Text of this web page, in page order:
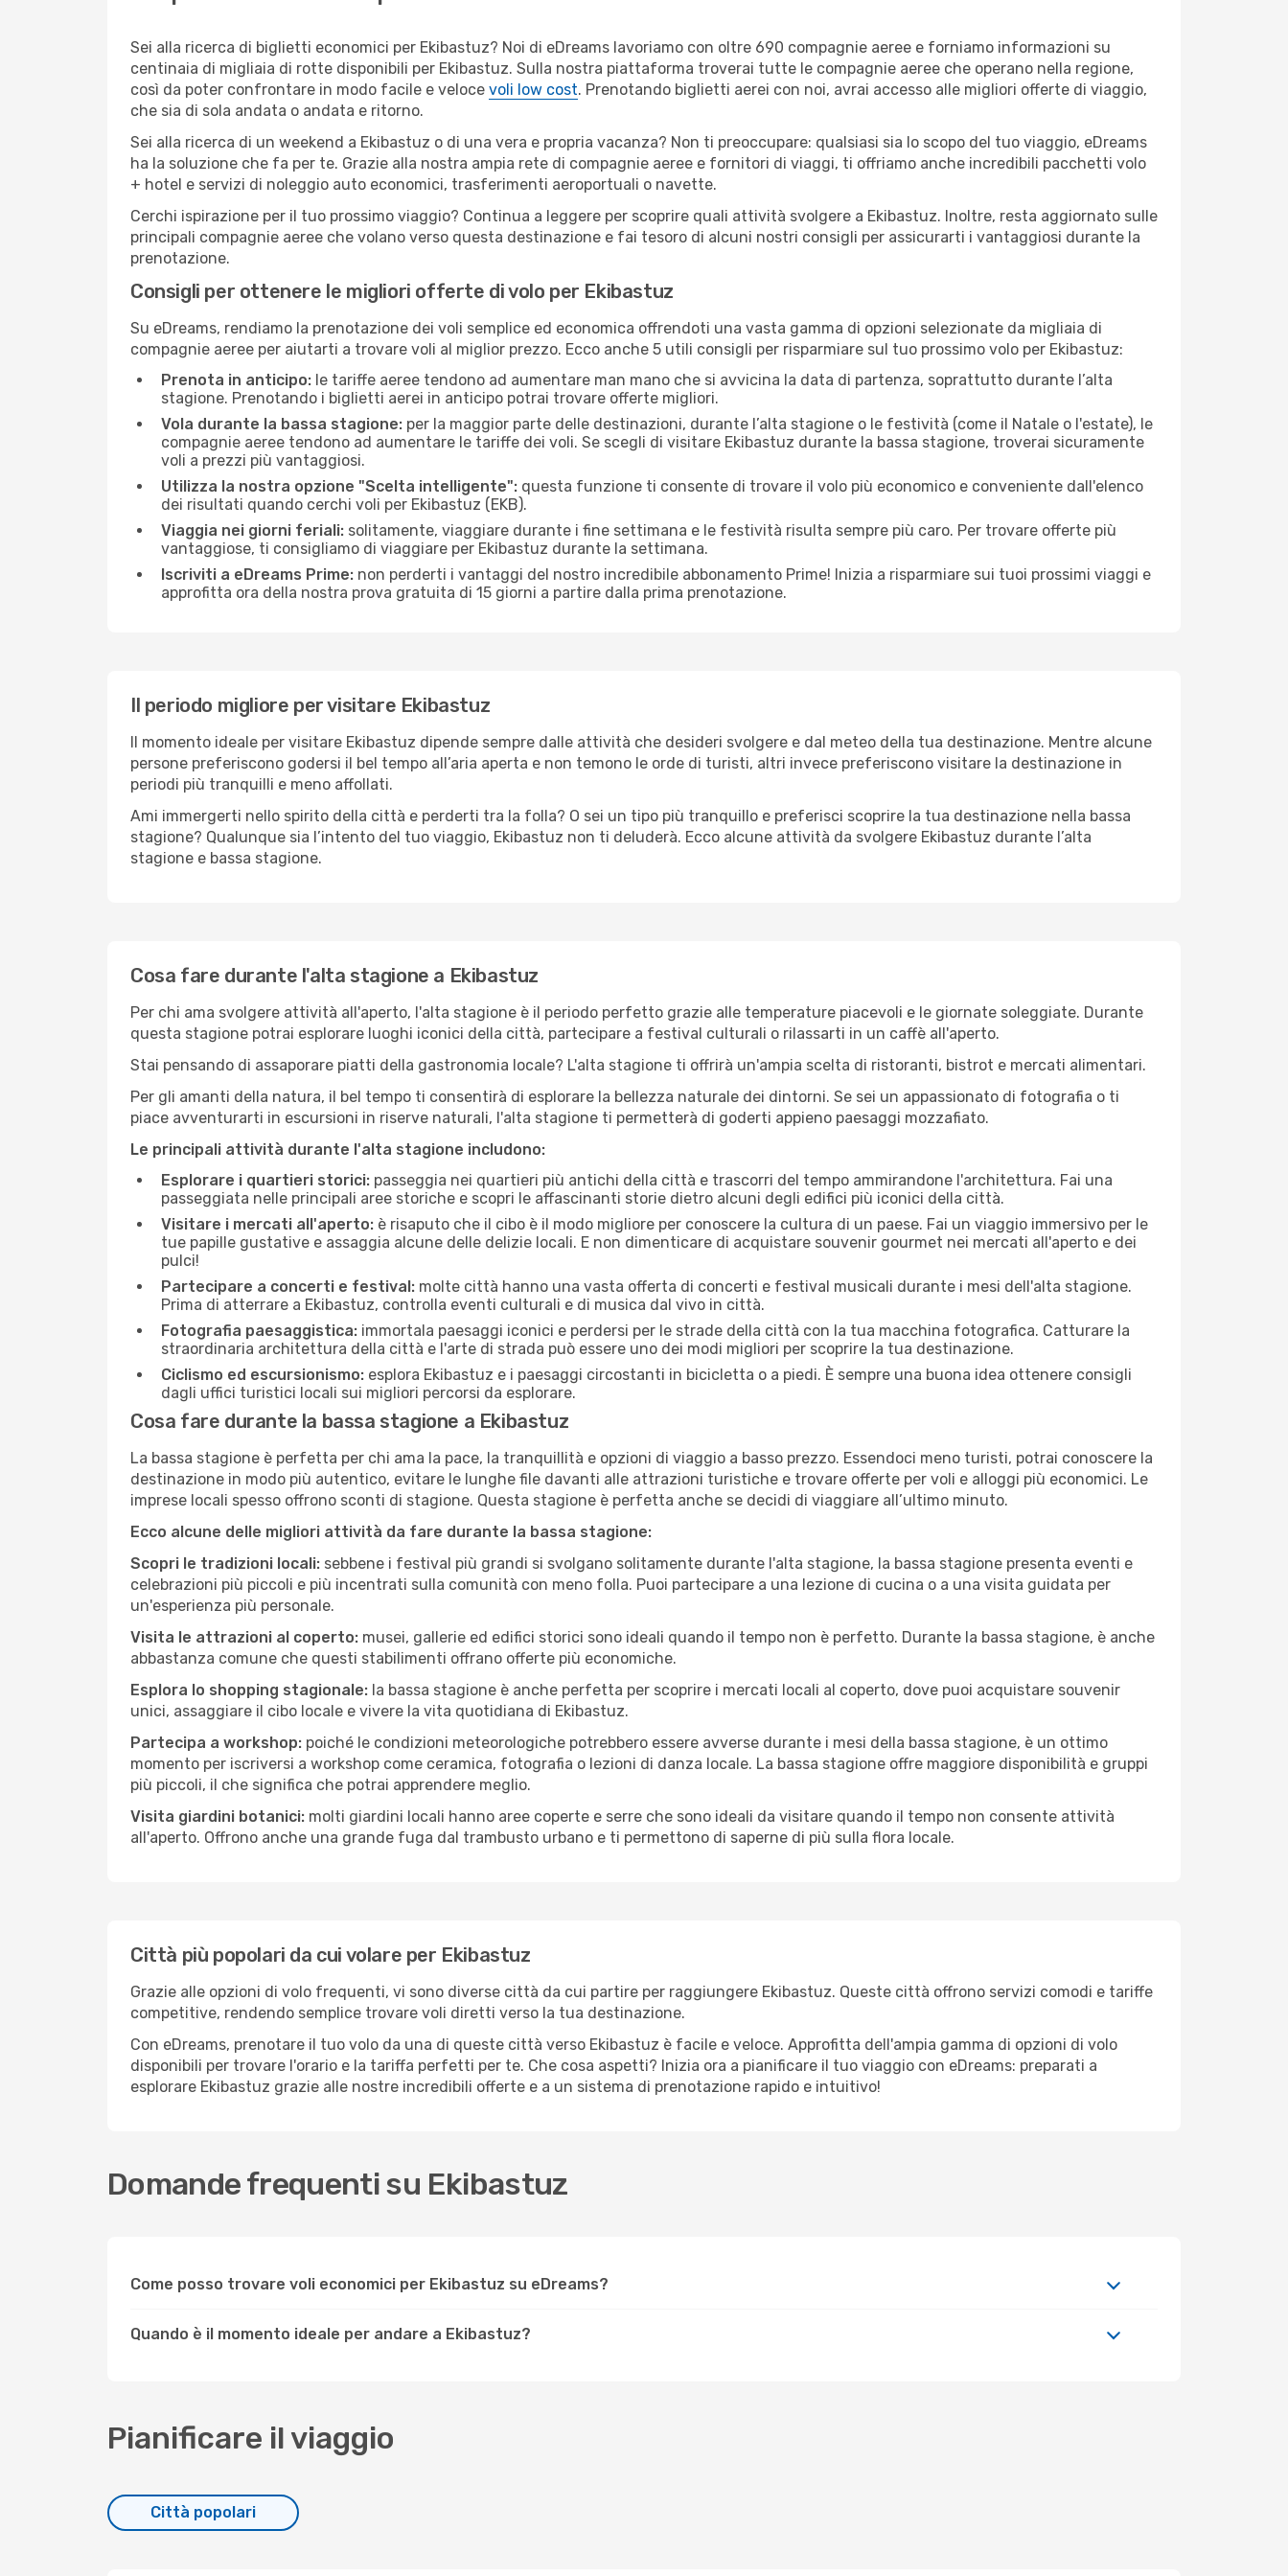
Sei alla ricerca di biglietti economici per Ekibastuz? Noi di eDreams lavoriamo con oltre 690 compagnie aeree e forniamo informazioni su
centinaia di migliaia di rotte disponibili per Ekibastuz. Sulla nostra piattaforma troverai tutte le compagnie aeree che operano nella regione,
così da poter confrontare in modo facile e veloce voli low cost. Prenotando biglietti aerei con noi, avrai accesso alle migliori offerte di viaggio,
che sia di sola andata o andata e ritorno.
Sei alla ricerca di un weekend a Ekibastuz o di una vera e propria vacanza? Non ti preoccupare: qualsiasi sia lo scopo del tuo viaggio, eDreams
ha la soluzione che fa per te. Grazie alla nostra ampia rete di compagnie aeree e fornitori di viaggi, ti offriamo anche incredibili pacchetti volo
+ hotel e servizi di noleggio auto economici, trasferimenti aeroportuali o navette.
Cerchi ispirazione per il tuo prossimo viaggio? Continua a leggere per scoprire quali attività svolgere a Ekibastuz. Inoltre, resta aggiornato sulle
principali compagnie aeree che volano verso questa destinazione e fai tesoro di alcuni nostri consigli per assicurarti i vantaggiosi durante la
prenotazione.
Consigli per ottenere le migliori offerte di volo per Ekibastuz
Su eDreams, rendiamo la prenotazione dei voli semplice ed economica offrendoti una vasta gamma di opzioni selezionate da migliaia di
compagnie aeree per aiutarti a trovare voli al miglior prezzo. Ecco anche 5 utili consigli per risparmiare sul tuo prossimo volo per Ekibastuz:
Prenota in anticipo: le tariffe aeree tendono ad aumentare man mano che si avvicina la data di partenza, soprattutto durante l’alta
stagione. Prenotando i biglietti aerei in anticipo potrai trovare offerte migliori.
Vola durante la bassa stagione: per la maggior parte delle destinazioni, durante l’alta stagione o le festività (come il Natale o l'estate), le
compagnie aeree tendono ad aumentare le tariffe dei voli. Se scegli di visitare Ekibastuz durante la bassa stagione, troverai sicuramente
voli a prezzi più vantaggiosi.
Utilizza la nostra opzione "Scelta intelligente": questa funzione ti consente di trovare il volo più economico e conveniente dall'elenco
dei risultati quando cerchi voli per Ekibastuz (EKB).
Viaggia nei giorni feriali: solitamente, viaggiare durante i fine settimana e le festività risulta sempre più caro. Per trovare offerte più
vantaggiose, ti consigliamo di viaggiare per Ekibastuz durante la settimana.
Iscriviti a eDreams Prime: non perderti i vantaggi del nostro incredibile abbonamento Prime! Inizia a risparmiare sui tuoi prossimi viaggi e
approfitta ora della nostra prova gratuita di 15 giorni a partire dalla prima prenotazione.
Il periodo migliore per visitare Ekibastuz
Il momento ideale per visitare Ekibastuz dipende sempre dalle attività che desideri svolgere e dal meteo della tua destinazione. Mentre alcune
persone preferiscono godersi il bel tempo all’aria aperta e non temono le orde di turisti, altri invece preferiscono visitare la destinazione in
periodi più tranquilli e meno affollati.
Ami immergerti nello spirito della città e perderti tra la folla? O sei un tipo più tranquillo e preferisci scoprire la tua destinazione nella bassa
stagione? Qualunque sia l’intento del tuo viaggio, Ekibastuz non ti deluderà. Ecco alcune attività da svolgere Ekibastuz durante l’alta
stagione e bassa stagione.
Cosa fare durante l'alta stagione a Ekibastuz
Per chi ama svolgere attività all'aperto, l'alta stagione è il periodo perfetto grazie alle temperature piacevoli e le giornate soleggiate. Durante
questa stagione potrai esplorare luoghi iconici della città, partecipare a festival culturali o rilassarti in un caffè all'aperto.
Stai pensando di assaporare piatti della gastronomia locale? L'alta stagione ti offrirà un'ampia scelta di ristoranti, bistrot e mercati alimentari.
Per gli amanti della natura, il bel tempo ti consentirà di esplorare la bellezza naturale dei dintorni. Se sei un appassionato di fotografia o ti
piace avventurarti in escursioni in riserve naturali, l'alta stagione ti permetterà di goderti appieno paesaggi mozzafiato.
Le principali attività durante l'alta stagione includono:
Esplorare i quartieri storici: passeggia nei quartieri più antichi della città e trascorri del tempo ammirandone l'architettura. Fai una
passeggiata nelle principali aree storiche e scopri le affascinanti storie dietro alcuni degli edifici più iconici della città.
Visitare i mercati all'aperto: è risaputo che il cibo è il modo migliore per conoscere la cultura di un paese. Fai un viaggio immersivo per le
tue papille gustative e assaggia alcune delle delizie locali. E non dimenticare di acquistare souvenir gourmet nei mercati all'aperto e dei
pulci!
Partecipare a concerti e festival: molte città hanno una vasta offerta di concerti e festival musicali durante i mesi dell'alta stagione.
Prima di atterrare a Ekibastuz, controlla eventi culturali e di musica dal vivo in città.
Fotografia paesaggistica: immortala paesaggi iconici e perdersi per le strade della città con la tua macchina fotografica. Catturare la
straordinaria architettura della città e l'arte di strada può essere uno dei modi migliori per scoprire la tua destinazione.
Ciclismo ed escursionismo: esplora Ekibastuz e i paesaggi circostanti in bicicletta o a piedi. È sempre una buona idea ottenere consigli
dagli uffici turistici locali sui migliori percorsi da esplorare.
Cosa fare durante la bassa stagione a Ekibastuz
La bassa stagione è perfetta per chi ama la pace, la tranquillità e opzioni di viaggio a basso prezzo. Essendoci meno turisti, potrai conoscere la
destinazione in modo più autentico, evitare le lunghe file davanti alle attrazioni turistiche e trovare offerte per voli e alloggi più economici. Le
imprese locali spesso offrono sconti di stagione. Questa stagione è perfetta anche se decidi di viaggiare all’ultimo minuto.
Ecco alcune delle migliori attività da fare durante la bassa stagione:
Scopri le tradizioni locali: sebbene i festival più grandi si svolgano solitamente durante l'alta stagione, la bassa stagione presenta eventi e
celebrazioni più piccoli e più incentrati sulla comunità con meno folla. Puoi partecipare a una lezione di cucina o a una visita guidata per
un'esperienza più personale.
Visita le attrazioni al coperto: musei, gallerie ed edifici storici sono ideali quando il tempo non è perfetto. Durante la bassa stagione, è anche
abbastanza comune che questi stabilimenti offrano offerte più economiche.
Esplora lo shopping stagionale: la bassa stagione è anche perfetta per scoprire i mercati locali al coperto, dove puoi acquistare souvenir
unici, assaggiare il cibo locale e vivere la vita quotidiana di Ekibastuz.
Partecipa a workshop: poiché le condizioni meteorologiche potrebbero essere avverse durante i mesi della bassa stagione, è un ottimo
momento per iscriversi a workshop come ceramica, fotografia o lezioni di danza locale. La bassa stagione offre maggiore disponibilità e gruppi
più piccoli, il che significa che potrai apprendere meglio.
Visita giardini botanici: molti giardini locali hanno aree coperte e serre che sono ideali da visitare quando il tempo non consente attività
all'aperto. Offrono anche una grande fuga dal trambusto urbano e ti permettono di saperne di più sulla flora locale.
Città più popolari da cui volare per Ekibastuz
Grazie alle opzioni di volo frequenti, vi sono diverse città da cui partire per raggiungere Ekibastuz. Queste città offrono servizi comodi e tariffe
competitive, rendendo semplice trovare voli diretti verso la tua destinazione.
Con eDreams, prenotare il tuo volo da una di queste città verso Ekibastuz è facile e veloce. Approfitta dell'ampia gamma di opzioni di volo
disponibili per trovare l'orario e la tariffa perfetti per te. Che cosa aspetti? Inizia ora a pianificare il tuo viaggio con eDreams: preparati a
esplorare Ekibastuz grazie alle nostre incredibili offerte e a un sistema di prenotazione rapido e intuitivo!
Domande frequenti su Ekibastuz
Come posso trovare voli economici per Ekibastuz su eDreams?
Quando è il momento ideale per andare a Ekibastuz?
Pianificare il viaggio
Città popolari